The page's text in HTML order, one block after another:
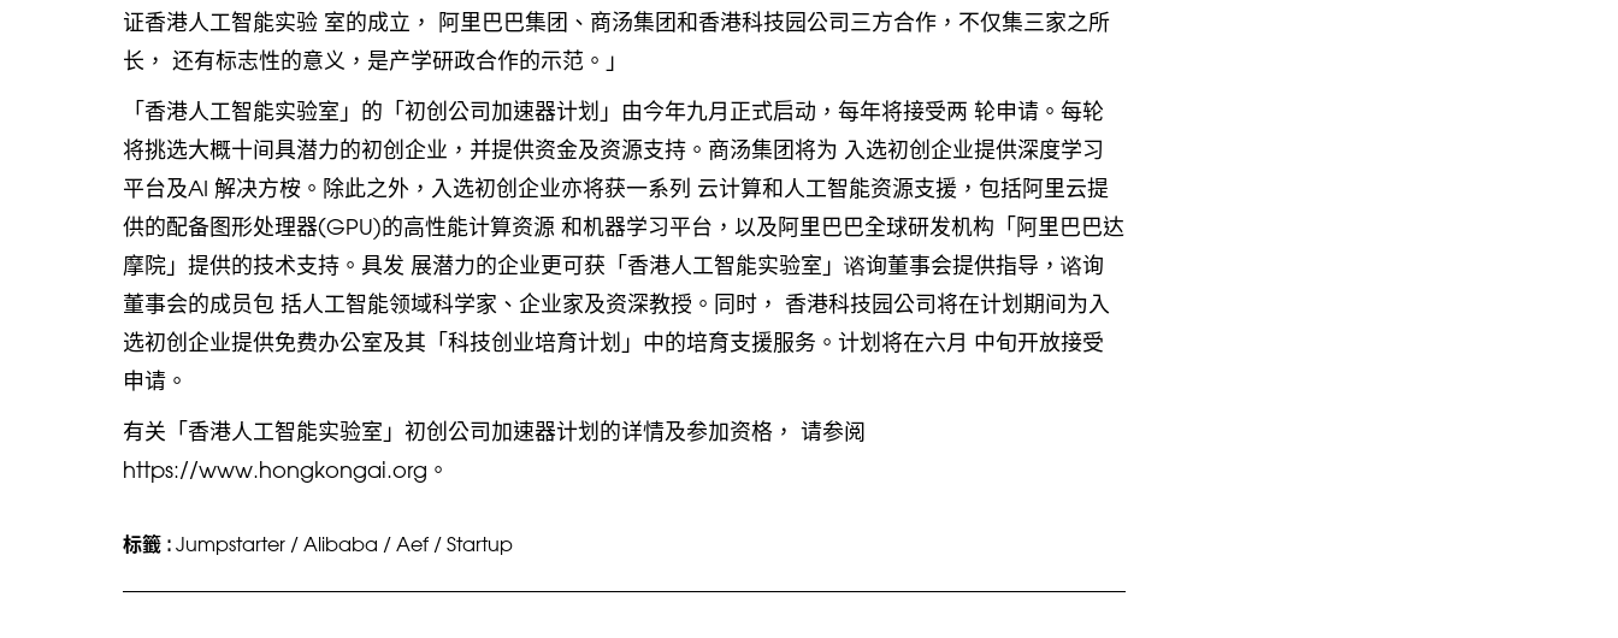
证香港人工智能实验 室的成立， 阿里巴巴集团、商汤集团和香港科技园公司三方合作，不仅集三家之所
长， 还有标志性的意义，是产学研政合作的示范。」
「香港人工智能实验室」的「初创公司加速器计划」由今年九月正式启动，每年将接受两 轮申请。每轮
将挑选大概十间具潜力的初创企业，并提供资金及资源支持。商汤集团将为 入选初创企业提供深度学习
平台及AI 解决方桉。除此之外，入选初创企业亦将获一系列 云计算和人工智能资源支援，包括阿里云提
供的配备图形处理器(GPU)的高性能计算资源 和机器学习平台，以及阿里巴巴全球研发机构「阿里巴巴达
摩院」提供的技术支持。具发 展潜力的企业更可获「香港人工智能实验室」谘询董事会提供指导，谘询
董事会的成员包 括人工智能领域科学家、企业家及资深教授。同时， 香港科技园公司将在计划期间为入
选初创企业提供免费办公室及其「科技创业培育计划」中的培育支援服务。计划将在六月 中旬开放接受
申请。
有关「香港人工智能实验室」初创公司加速器计划的详情及参加资格， 请参阅
https://www.hongkongai.org。
标籤 : Jumpstarter / Alibaba / Aef / Startup